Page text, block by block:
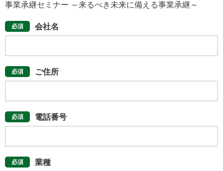
事業承継セミナー ～来るべき未来に備える事業承継～
会社名
ご住所
電話番号
業種